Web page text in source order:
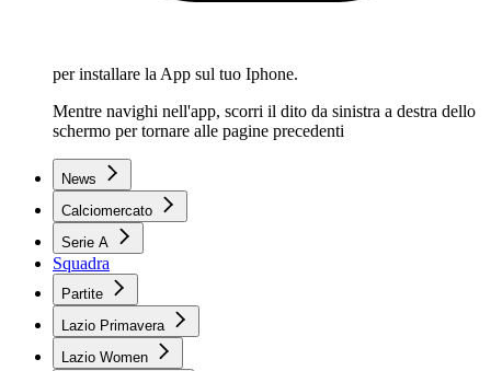
per installare la App sul tuo Iphone.
Mentre navighi nell'app, scorri il dito da sinistra a destra dello
schermo per tornare alle pagine precedenti
News
Calciomercato
Serie A
Squadra
Partite
Lazio Primavera
Lazio Women